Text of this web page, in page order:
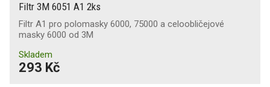
Filtr 3M 6051 A1 2ks
Filtr A1 pro polomasky 6000, 75000 a celoobličejové
masky 6000 od 3M
Skladem
293 Kč